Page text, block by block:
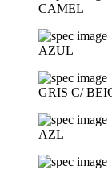
CAMEL
AZUL
GRIS C/
AZL